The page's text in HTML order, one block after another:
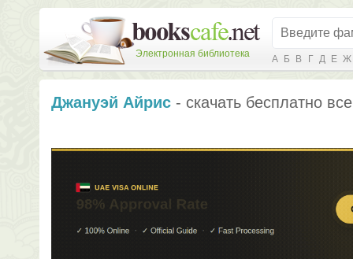
Электронная библиотека А Б В Г Д Е Ж
Джануэй Айрис - скачать бесплатно